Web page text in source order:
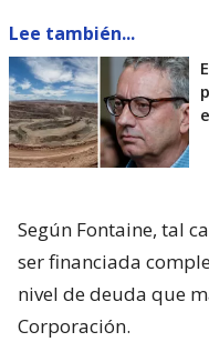
Lee también...
Según Fontaine, tal
ser financiada
nivel de deuda que
Corporación.